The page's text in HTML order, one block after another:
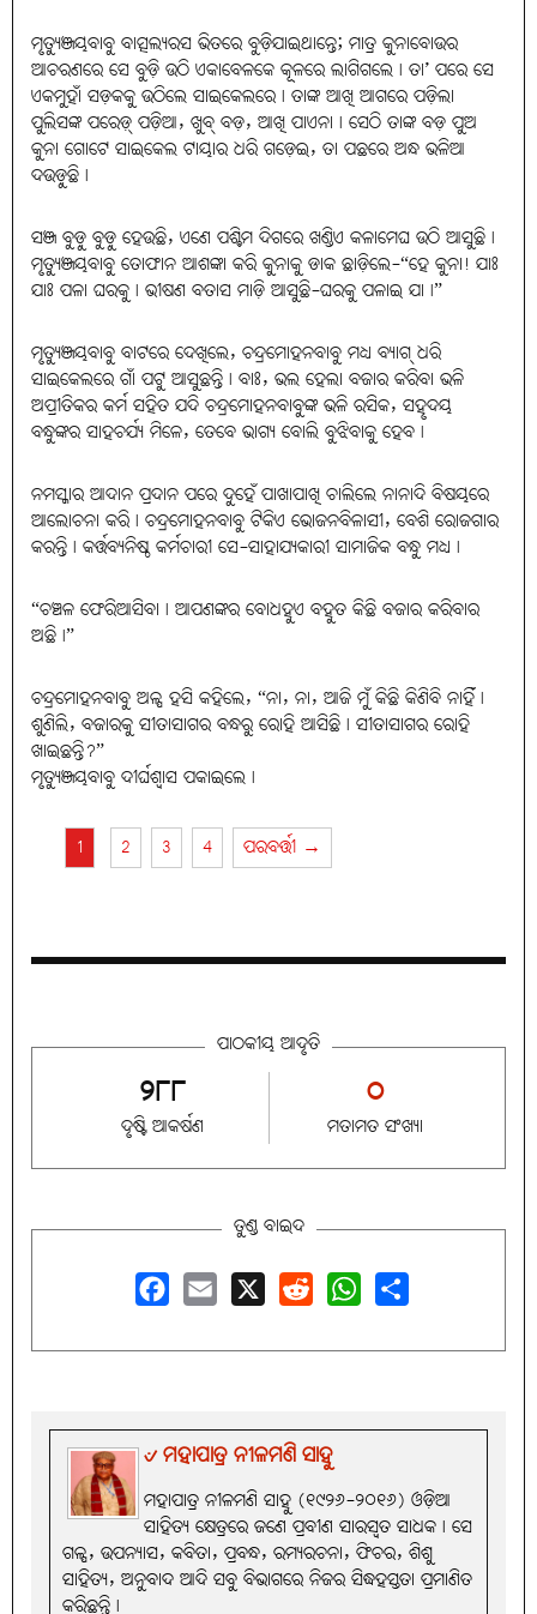
ମୃତ୍ୟୁଞ୍ଜୟବାବୁ ବାତ୍ସଲ୍ୟରସ ଭିତରେ ବୁଡ଼ିଯାଇଥାନ୍ତେ; ମାତ୍ର କୁନାବୋଉର
ଆଚରଣରେ ସେ ବୁଡ଼ି ଉଠି ଏକାବେଳକେ କୂଳରେ ଲାଗିଗଲେ। ତା’ ପରେ ସେ
ଏକମୁହାଁ ସଡ଼କକୁ ଉଠିଲେ ସାଇକେଲରେ। ତାଙ୍କ ଆଖି ଆଗରେ ପଡ଼ିଲା
ପୁଲିସଙ୍କ ପରେଡ଼୍ ପଡ଼ିଆ, ଖୁବ୍ ବଡ଼, ଆଖି ପାଏନା। ସେଠି ତାଙ୍କ ବଡ଼ ପୁଅ
କୁନା ଗୋଟେ ସାଇକେଲ ଟାୟାର ଧରି ଗଡ଼େଇ, ତା ପଛରେ ଅନ୍ଧ ଭଳିଆ
ଦଉଡ଼ୁଛି।
ସଞ୍ଜ ବୁଡ଼ୁ ବୁଡ଼ୁ ହେଉଛି, ଏଣେ ପଶ୍ଚିମ ଦିଗରେ ଖଣ୍ଡିଏ କଳାମେଘ ଉଠି ଆସୁଛି।
ମୃତ୍ୟୁଞ୍ଜୟବାବୁ ତୋଫାନ ଆଶଙ୍କା କରି କୁନାକୁ ଡାକ ଛାଡ଼ିଲେ-“ହେ କୁନା! ଯାଃ
ଯାଃ ପଳା ଘରକୁ। ଭୀଷଣ ବତାସ ମାଡ଼ି ଆସୁଛି-ଘରକୁ ପଳାଇ ଯା।”
ମୃତ୍ୟୁଞ୍ଜୟବାବୁ ବାଟରେ ଦେଖିଲେ, ଚନ୍ଦ୍ରମୋହନବାବୁ ମଧ୍ୟ ବ୍ୟାଗ୍ ଧରି
ସାଇକେଲରେ ଗାଁ ପଟୁ ଆସୁଛନ୍ତି। ବାଃ, ଭଲ ହେଲା ବଜାର କରିବା ଭଳି
ଅପ୍ରୀତିକର କର୍ମ ସହିତ ଯଦି ଚନ୍ଦ୍ରମୋହନବାବୁଙ୍କ ଭଳି ରସିକ, ସହୃଦୟ
ବନ୍ଧୁଙ୍କର ସାହଚର୍ଯ୍ୟ ମିଳେ, ତେବେ ଭାଗ୍ୟ ବୋଲି ବୁଝିବାକୁ ହେବ।
ନମସ୍କାର ଆଦାନ ପ୍ରଦାନ ପରେ ଦୁହେଁ ପାଖାପାଖି ଚାଲିଲେ ନାନାଦି ବିଷୟରେ
ଆଲୋଚନା କରି। ଚନ୍ଦ୍ରମୋହନବାବୁ ଟିକିଏ ଭୋଜନବିଳାସୀ, ବେଶି ରୋଜଗାର
କରନ୍ତି। କର୍ତ୍ତବ୍ୟନିଷ୍ଠ କର୍ମଚାରୀ ସେ-ସାହାଯ୍ୟକାରୀ ସାମାଜିକ ବନ୍ଧୁ ମଧ୍ୟ।
“ଚଞ୍ଚଳ ଫେରିଆସିବା। ଆପଣଙ୍କର ବୋଧହୁଏ ବହୁତ କିଛି ବଜାର କରିବାର
ଅଛି।”
ଚନ୍ଦ୍ରମୋହନବାବୁ ଅଳ୍ପ ହସି କହିଲେ, “ନା, ନା, ଆଜି ମୁଁ କିଛି କିଣିବି ନାହିଁ।
ଶୁଣିଲି, ବଜାରକୁ ସୀତାସାଗର ବନ୍ଧରୁ ରୋହି ଆସିଛି। ସୀତାସାଗର ରୋହି
ଖାଇଛନ୍ତି?”
ମୃତ୍ୟୁଞ୍ଜୟବାବୁ ଦୀର୍ଘଶ୍ବାସ ପକାଇଲେ।
1
2 3 4 ପରବର୍ତ୍ତୀ →
ପାଠକୀୟ ଆଦୃତି
୨୮୮
ଦୃଷ୍ଟି ଆକର୍ଷଣ
୦
ମତାମତ ସଂଖ୍ୟା
ତୁଣ୍ଡ ବାଇଦ
୰ ମହାପାତ୍ର ନୀଳମଣି ସାହୁ
ମହାପାତ୍ର ନୀଳମଣି ସାହୁ (୧୯୨୬-୨୦୧୬) ଓଡ଼ିଆ
ସାହିତ୍ୟ କ୍ଷେତ୍ରରେ ଜଣେ ପ୍ରବୀଣ ସାରସ୍ବତ ସାଧକ। ସେ
ଗଳ୍ପ, ଉପନ୍ୟାସ, କବିତା, ପ୍ରବନ୍ଧ, ରମ୍ୟରଚନା, ଫିଚର, ଶିଶୁ
ସାହିତ୍ୟ, ଅନୁବାଦ ଆଦି ସବୁ ବିଭାଗରେ ନିଜର ସିଦ୍ଧହସ୍ତତା ପ୍ରମାଣିତ
କରିଛନ୍ତି।